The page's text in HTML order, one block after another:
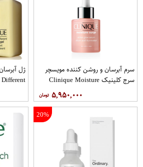
سرم آبرسان و روشن کننده مویسچر
سرج کلینیک Clinique Moisture
Surge Active Glow Serum 30Ml
۵,۹۵۰,۰۰۰
ژل
20%